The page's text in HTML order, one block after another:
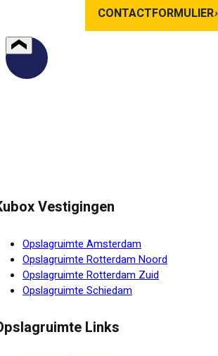
CONTACTFORMULIER›
Vestigingen
Opslagruimte Amsterdam
Opslagruimte Rotterdam Noord
Opslagruimte Rotterdam Zuid
Opslagruimte Schiedam
Links